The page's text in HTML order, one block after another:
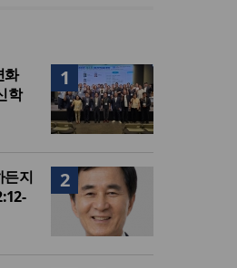
라·한국교회·다음세대
“자유를 지키며 하나 된
미래를 향하여”
1
화
학
2
든지